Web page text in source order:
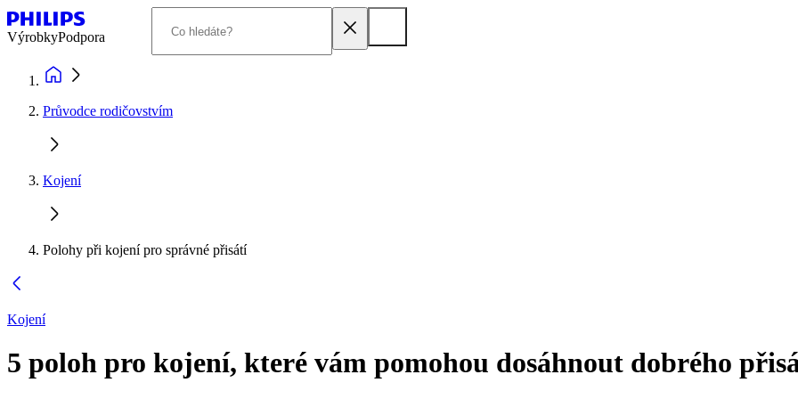
VýrobkyPodpora
Průvodce rodičovstvím
Kojení
Polohy při kojení pro správné přisátí
Kojení
5 poloh pro kojení, které vám pomohou dosáhnout dobrého